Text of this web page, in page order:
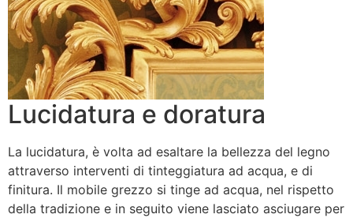
Lucidatura e doratura
La lucidatura, è volta ad esaltare la bellezza del legno
attraverso interventi di tinteggiatura ad acqua, e di
finitura. Il mobile grezzo si tinge ad acqua, nel rispetto
della tradizione e in seguito viene lasciato asciugare per